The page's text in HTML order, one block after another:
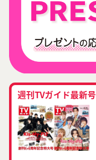
週刊TVガイド最新号